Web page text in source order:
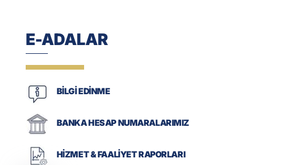
E-ADALAR
BİLGİ EDİNME
BANKA HESAP NUMARALARIMIZ
HİZMET & FAALİYET RAPORLARI